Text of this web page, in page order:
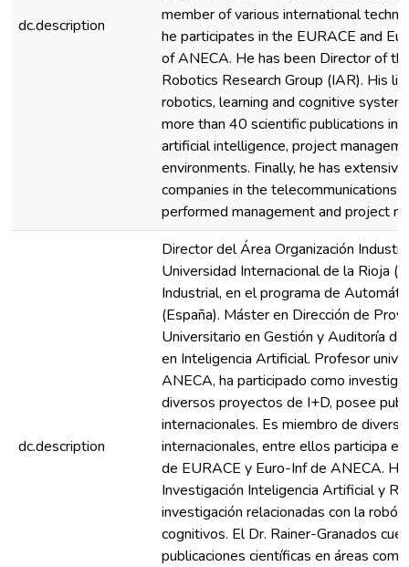
dc.description
member of various international
he participates in the EURACE and
of ANECA. He has been Director of
Robotics Research Group (IAR). His
robotics, learning and cognitive
more than 40 scientific publications in
artificial intelligence, project
environments. Finally, he has
companies in the telecommunications
performed management and project
dc.description
Director del Área Organización
Universidad Internacional de la Rioja
Industrial, en el programa de
(España). Máster en Dirección de
Universitario en Gestión y Auditoría
en Inteligencia Artificial. Profesor
ANECA, ha participado como
diversos proyectos de I+D, posee
internacionales. Es miembro de
internacionales, entre ellos participa
de EURACE y Euro-Inf de ANECA.
Investigación Inteligencia Artificial y
investigación relacionadas con la
cognitivos. El Dr. Rainer-Granados
publicaciones científicas en áreas